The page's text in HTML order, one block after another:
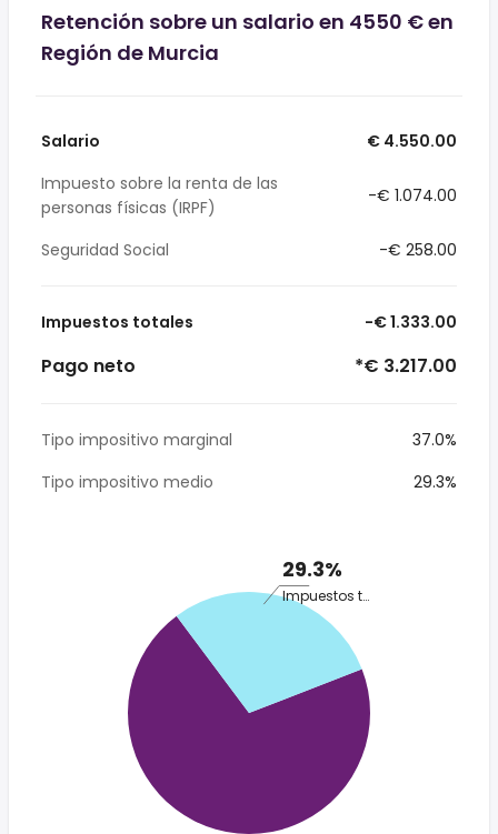
Retención sobre un salario en 4550 € en
Región de Murcia
Salario
€ 4.550.00
Impuesto sobre la renta de las
personas físicas (IRPF)
-€ 1.074.00
Seguridad Social -€ 258.00
Impuestos totales -€ 1.333.00
Pago neto *€ 3.217.00
Tipo impositivo marginal
37.0%
Tipo impositivo medio
29.3%
29.3%
Impuestos totales